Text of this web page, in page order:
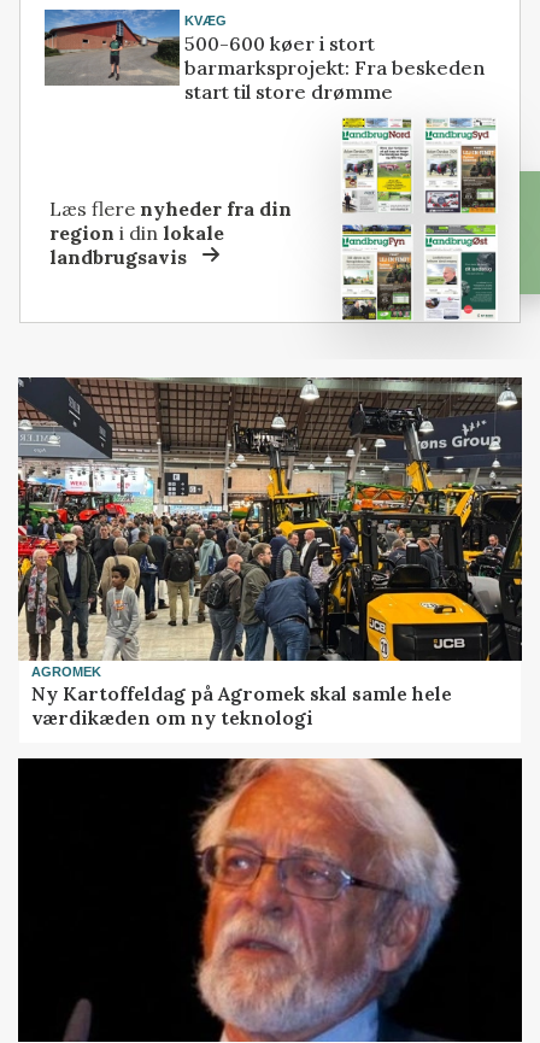
KVÆG
500-600 køer i stort
barmarksprojekt: Fra beskeden
start til store drømme
Læs flere nyheder fra din
region i dinlokale
landbrugsavis
AGROMEK
Ny Kartoffeldag på Agromek skal samle hele
værdikæden om ny teknologi